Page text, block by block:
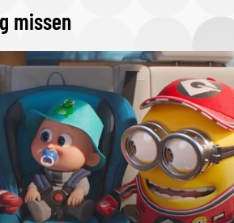
missen